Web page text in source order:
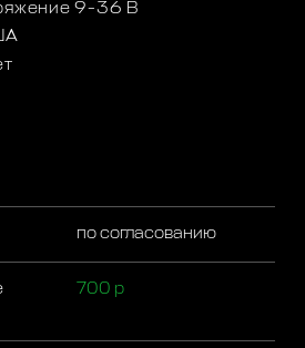
9-36 В
по согласованию
700 р